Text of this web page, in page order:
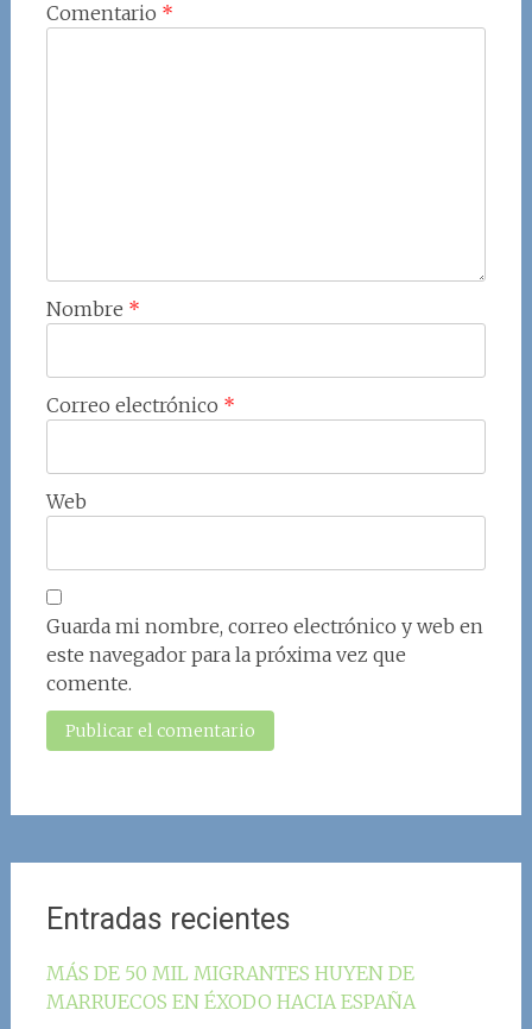
Comentario *
Nombre *
Correo electrónico *
Web
Guarda mi nombre, correo electrónico y web en
este navegador para la próxima vez que
comente.
Entradas recientes
MÁS DE 50 MIL MIGRANTES HUYEN DE
MARRUECOS EN ÉXODO HACIA ESPAÑA